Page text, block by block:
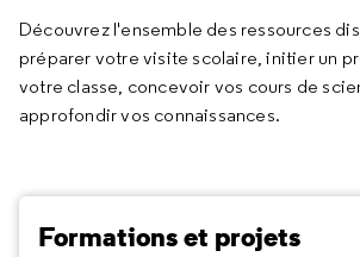
Découvrez l'ensemble des ressources
préparer votre visite scolaire, initier un
votre classe, concevoir vos cours de
approfondir vos connaissances.
Formations et projets